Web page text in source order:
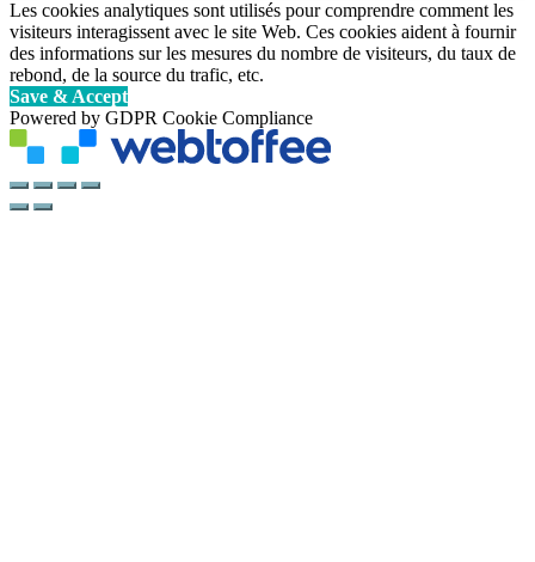
Les cookies analytiques sont utilisés pour comprendre comment les
visiteurs interagissent avec le site Web. Ces cookies aident à fournir
des informations sur les mesures du nombre de visiteurs, du taux de
rebond, de la source du trafic, etc.
Save & Accept
Powered by GDPR Cookie Compliance